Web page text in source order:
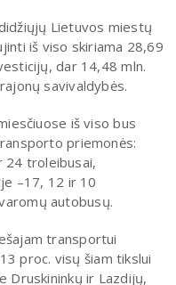
Lietuvos miestų
iš viso skiriama 28,69
dar 14,48 mln.
savivaldybės.
iš viso bus
priemonės:
24 troleibusai,
–17, 12 ir 10
autobusų.
transportui
proc. visų šiam tikslui
Druskininkų ir Lazdijų,